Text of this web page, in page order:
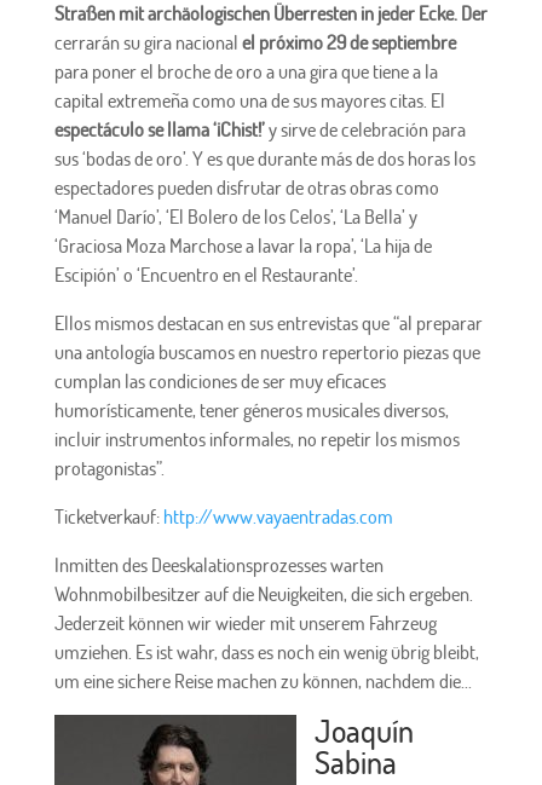
Straßen mit archäologischen Überresten in jeder Ecke. Der
cerrarán su gira nacional el próximo 29 de septiembre
para poner el broche de oro a una gira que tiene a la
capital extremeña como una de sus mayores citas. El
espectáculo se llama ‘¡Chist!’y sirve de celebración para
sus ‘bodas de oro’. Y es que durante más de dos horas los
espectadores pueden disfrutar de otras obras como
‘Manuel Darío’, ‘El Bolero de los Celos’, ‘La Bella’ y
‘Graciosa Moza Marchose a lavar la ropa’, ‘La hija de
Escipión’ o ‘Encuentro en el Restaurante’.
Ellos mismos destacan en sus entrevistas que “al preparar
una antología buscamos en nuestro repertorio piezas que
cumplan las condiciones de ser muy eficaces
humorísticamente, tener géneros musicales diversos,
incluir instrumentos informales, no repetir los mismos
protagonistas”.
Ticketverkauf: http://www.vayaentradas.com
Inmitten des Deeskalationsprozesses warten
Wohnmobilbesitzer auf die Neuigkeiten, die sich ergeben.
Jederzeit können wir wieder mit unserem Fahrzeug
umziehen. Es ist wahr, dass es noch ein wenig übrig bleibt,
um eine sichere Reise machen zu können, nachdem die...
Joaquín
Sabina